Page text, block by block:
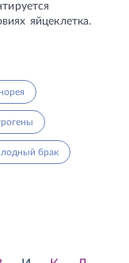
яйцеклетка.
брак